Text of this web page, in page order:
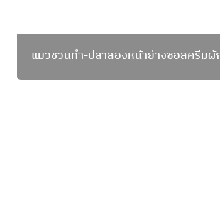
แมวชวนทำ-ปลาสองหน้าย่างซอสครีมผั